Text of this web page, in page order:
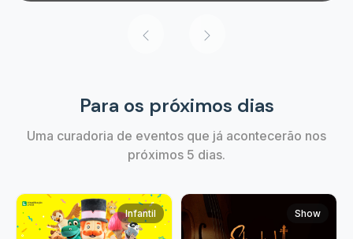
Para os próximos dias
Uma curadoria de eventos que já acontecerão nos
próximos 5 dias.
Infantil Show